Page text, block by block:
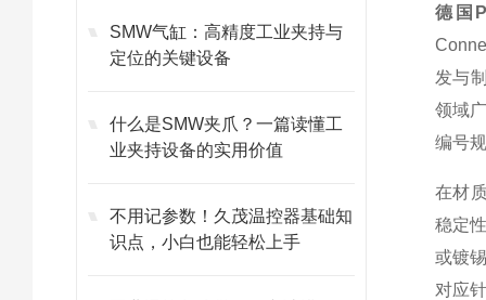
SMW气缸：高精度工业夹持与
定位的关键设备
什么是SMW夹爪？一篇读懂工
业夹持设备的实用价值
不用记参数！久茂温控器基础知
识点，小白也能轻松上手
德国
发与
领域
编号
在材
稳定
或镀
对应